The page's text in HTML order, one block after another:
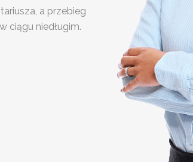
a przebieg
ciągu niedługim.